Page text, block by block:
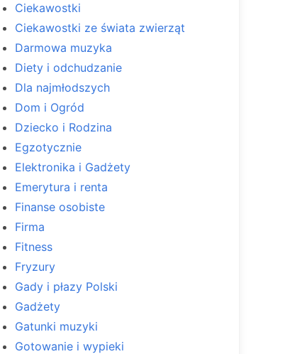
Ciekawostki
Ciekawostki ze świata zwierząt
Darmowa muzyka
Diety i odchudzanie
Dla najmłodszych
Dom i Ogród
Dziecko i Rodzina
Egzotycznie
Elektronika i Gadżety
Emerytura i renta
Finanse osobiste
Firma
Fitness
Fryzury
Gady i płazy Polski
Gadżety
Gatunki muzyki
Gotowanie i wypieki